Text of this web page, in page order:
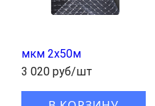
мкм 2x50м
3 020 руб/шт